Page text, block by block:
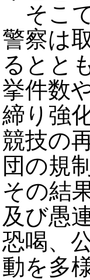
そこ
警察は
るとと
挙件数
締り強
競技の
団の規
その結
及び愚
恐喝、
動を多